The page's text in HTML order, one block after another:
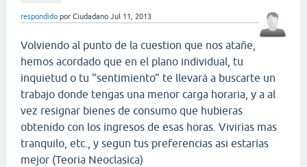
respondido por Ciudadano Jul 11, 2013
Volviendo al punto de la cuestion que nos atañe,
hemos acordado que en el plano individual, tu
inquietud o tu "sentimiento" te llevará a buscarte un
trabajo donde tengas una menor carga horaria, y a al
vez resignar bienes de consumo que hubieras
obtenido con los ingresos de esas horas. Vivirias mas
tranquilo, etc., y segun tus preferencias asi estarías
mejor (Teoria Neoclasica)